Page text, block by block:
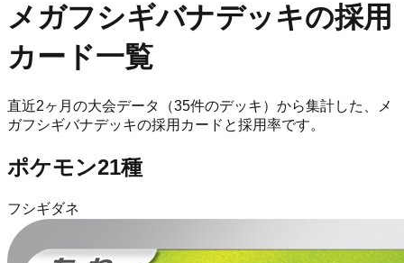
メガフシギバナデッキの採用
カード一覧
直近2ヶ月の大会データ（35件のデッキ）から集計した、
メ
ガフシギバナデッキの採用カードと採用率です。
ポケモン21種
フシギダネ